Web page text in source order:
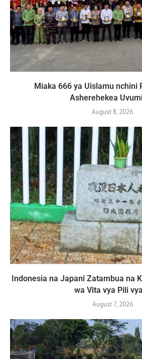
Miaka 666 ya Uislamu nchini
Asherehekea
August 8, 2026
Indonesia na Japani Zatambua na
wa Vita vya Pili
August 7, 2026